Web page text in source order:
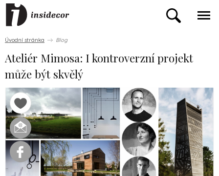
Úvodní stránka Blog
Ateliér Mimosa: I kontroverzní projekt
může být skvělý